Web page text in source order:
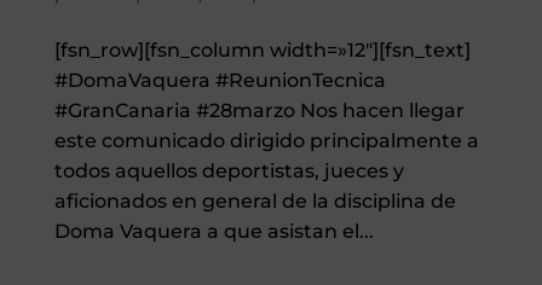
[fsn_row][fsn_column width=»12″][fsn_text]
#DomaVaquera #ReunionTecnica
#GranCanaria #28marzo Nos hacen llegar
este comunicado dirigido principalmente a
todos aquellos deportistas, jueces y
aficionados en general de la disciplina de
Doma Vaquera a que asistan el...